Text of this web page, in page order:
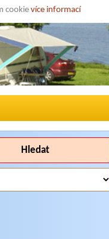
cookie více informací
Hledat